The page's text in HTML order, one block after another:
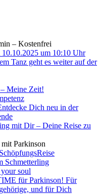
– Kostenfrei
10.10.2025 um 10:10 Uhr
Tanz geht es weiter auf der
Meine Zeit!
Dich neu in der
mit Dir – Deine Reise zu
Parkinson
Schmetterling
soul
für Parkinson! Für
und für Dich